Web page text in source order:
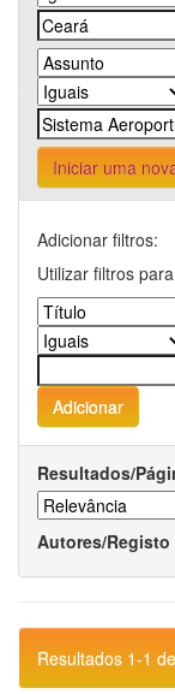
Iniciar uma
Adicionar filtros:
Utilizar filtros
Resultados/
Autores/Registo
Resultados 1-1